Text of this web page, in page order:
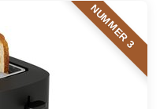
NUMMER 3